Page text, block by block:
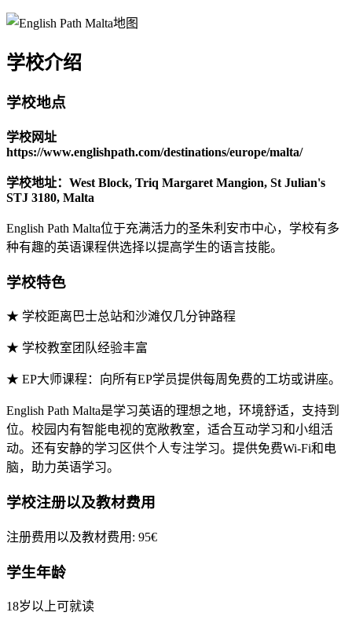
学校介绍
学校地点
学校网址
https://www.englishpath.com/destinations/europe/malta/
学校地址：West Block, Triq Margaret Mangion, St Julian's
STJ 3180, Malta
English Path Malta位于充满活力的圣朱利安市中心，学校有多
种有趣的英语课程供选择以提高学生的语言技能。
学校特色
★ 学校距离巴士总站和沙滩仅几分钟路程
★ 学校教室团队经验丰富
★ EP大师课程：向所有EP学员提供每周免费的工坊或讲座。
English Path Malta是学习英语的理想之地，环境舒适，支持到
位。校园内有智能电视的宽敞教室，适合互动学习和小组活
动。还有安静的学习区供个人专注学习。提供免费Wi-Fi和电
脑，助力英语学习。
学校注册以及教材费用
注册费用以及教材费用: 95€
学生年龄
18岁以上可就读